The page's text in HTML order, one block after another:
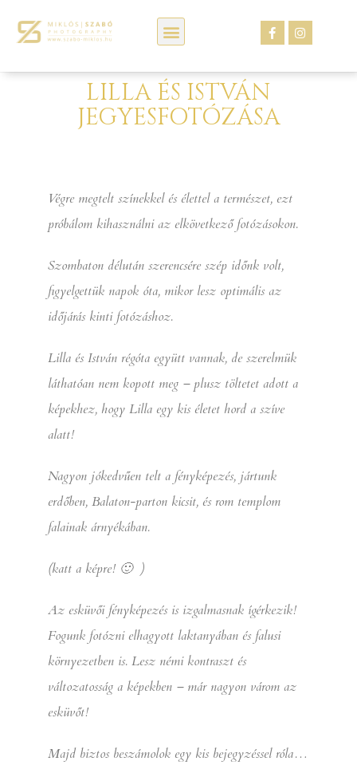
LILLA ÉS ISTVÁN
JEGYESFOTÓZÁSA
Végre megtelt színekkel és élettel a természet, ezt
próbálom kihasználni az elkövetkező fotózásokon.
Szombaton délután szerencsére szép időnk volt,
figyelgettük napok óta, mikor lesz optimális az
időjárás kinti fotózáshoz.
Lilla és István régóta együtt vannak, de szerelmük
láthatóan nem kopott meg – plusz töltetet adott a
képekhez, hogy Lilla egy kis életet hord a szíve
alatt!
Nagyon jókedvűen telt a fényképezés, jártunk
erdőben, Balaton-parton kicsit, és rom templom
falainak árnyékában.
(katt a képre! 🙂 )
Az esküvői fényképezés is izgalmasnak ígérkezik!
Fogunk fotózni elhagyott laktanyában és falusi
környezetben is. Lesz némi kontraszt és
változatosság a képekben – már nagyon várom az
esküvőt!
Majd biztos beszámolok egy kis bejegyzéssel róla…